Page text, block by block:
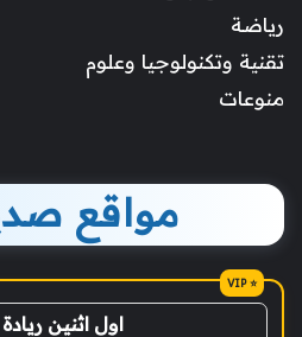
رياضة
تقنية وتكنولوجيا وعلوم
منوعات
مواقع
اول اثنين